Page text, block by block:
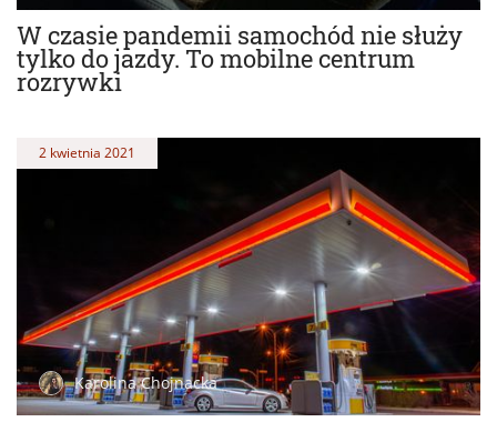
W czasie pandemii samochód nie służy
tylko do jazdy. To mobilne centrum
rozrywki
2 kwietnia 2021
Karolina Chojnacka